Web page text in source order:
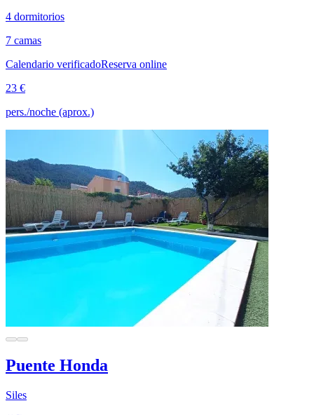
4 dormitorios
7 camas
Calendario verificadoReserva online
23 €
pers./noche (aprox.)
Puente Honda
Siles